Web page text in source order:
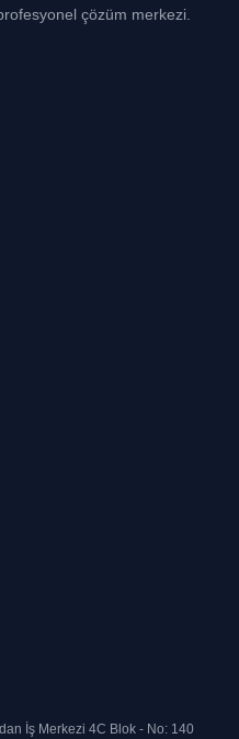
çözüm merkezi.
İş Merkezi 4C Blok - No: 140